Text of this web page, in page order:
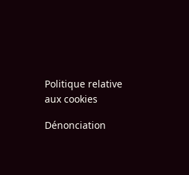
Politique relative
aux cookies
Dénonciation